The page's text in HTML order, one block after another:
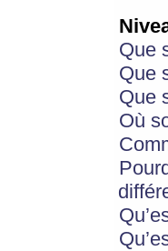
Que
Que
Que
Où